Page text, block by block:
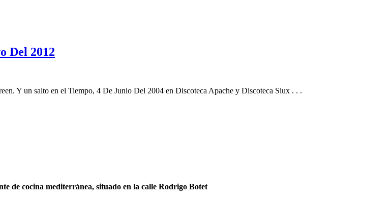
Del 2012
Y un salto en el Tiempo, 4 De Junio Del 2004 en Discoteca Apache y Discoteca Siux . . .
de cocina mediterránea, situado en la calle Rodrigo Botet